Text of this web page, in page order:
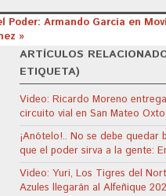
Poder: Armando García en
»
ARTÍCULOS
ETIQUETA)
Video: Ricardo Moreno
circuito vial en San Mateo
¡Anótelo!.. No se debe quedar
que el poder sirva a la gente:
Video: Yuri, Los Tigres del
Azules llegarán al Alfeñique